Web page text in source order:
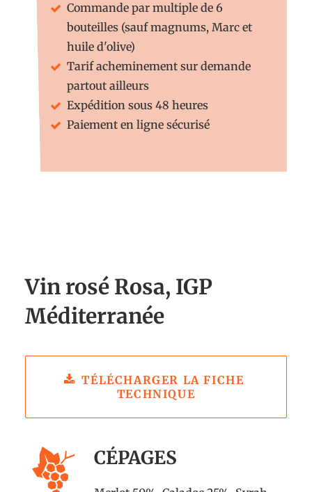
Commande par multiple de 6
bouteilles (sauf magnums, Marc et
huile d'olive)
Tarif acheminement sur demande
partout ailleurs
Expédition sous 48 heures
Paiement en ligne sécurisé
Vin rosé Rosa, IGP
Méditerranée
TÉLÉCHARGER LA FICHE
TECHNIQUE
CÉPAGES